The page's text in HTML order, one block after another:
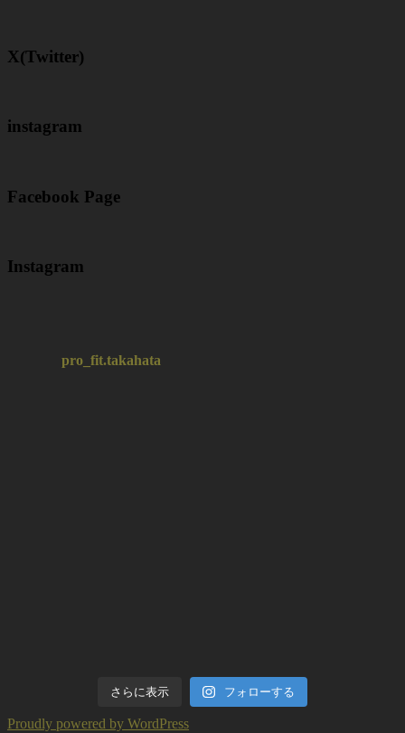
X(Twitter)
instagram
Facebook Page
Instagram
pro_fit.takahata
さらに表示 フォローする
Proudly powered by WordPress